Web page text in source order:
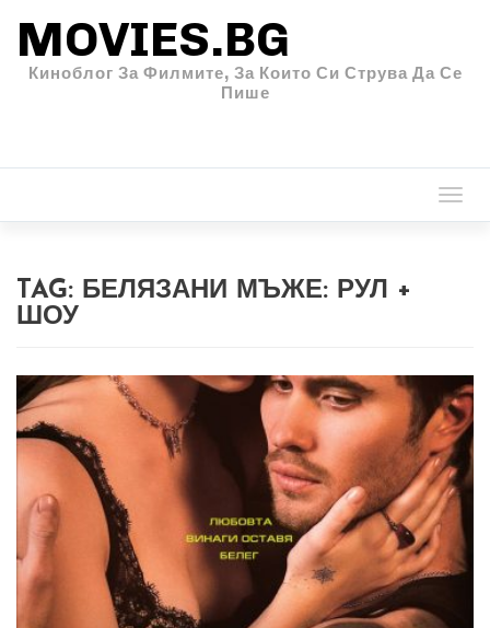
MOVIES.BG
Киноблог За Филмите, За Които Си Струва Да Се
Пише
TAG: БЕЛЯЗАНИ МЪЖЕ: РУЛ +
ШОУ